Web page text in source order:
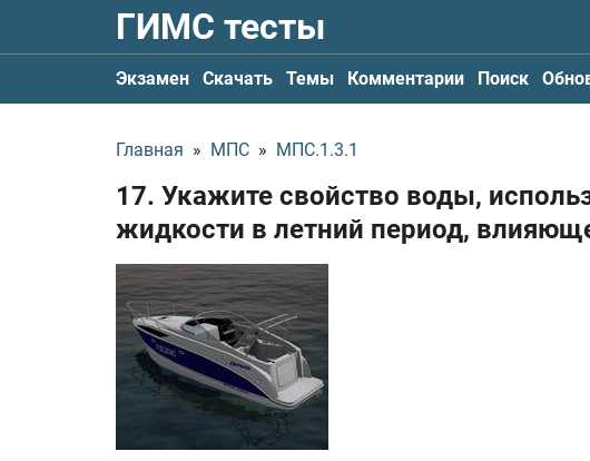
ГИМС тесты
Экзамен Скачать Темы Комментарии Поиск
Главная » МПС » МПС.1.3.1
17. Укажите свойство воды,
жидкости в летний период,